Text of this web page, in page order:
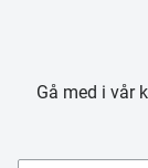
Gå med i vår